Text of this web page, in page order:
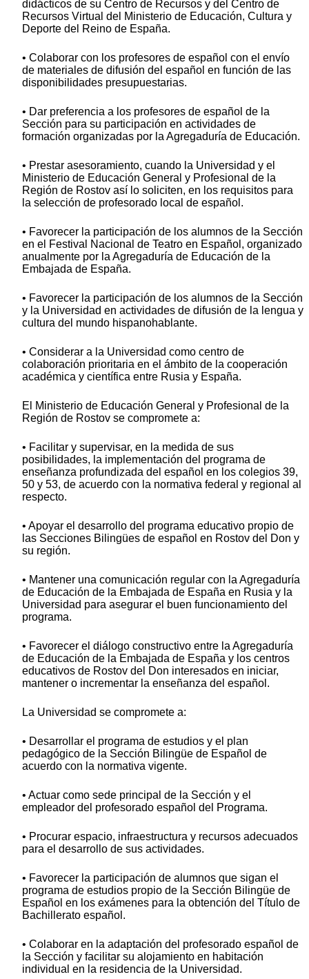
didácticos de su Centro de Recursos y del Centro de
Recursos Virtual del Ministerio de Educación, Cultura y
Deporte del Reino de España.
• Colaborar con los profesores de español con el envío
de materiales de difusión del español en función de las
disponibilidades presupuestarias.
• Dar preferencia a los profesores de español de la
Sección para su participación en actividades de
formación organizadas por la Agregaduría de Educación.
• Prestar asesoramiento, cuando la Universidad y el
Ministerio de Educación General y Profesional de la
Región de Rostov así lo soliciten, en los requisitos para
la selección de profesorado local de español.
• Favorecer la participación de los alumnos de la Sección
en el Festival Nacional de Teatro en Español, organizado
anualmente por la Agregaduría de Educación de la
Embajada de España.
• Favorecer la participación de los alumnos de la Sección
y la Universidad en actividades de difusión de la lengua y
cultura del mundo hispanohablante.
• Considerar a la Universidad como centro de
colaboración prioritaria en el ámbito de la cooperación
académica y científica entre Rusia y España.
El Ministerio de Educación General y Profesional de la
Región de Rostov se compromete a:
• Facilitar y supervisar, en la medida de sus
posibilidades, la implementación del programa de
enseñanza profundizada del español en los colegios 39,
50 y 53, de acuerdo con la normativa federal y regional al
respecto.
• Apoyar el desarrollo del programa educativo propio de
las Secciones Bilingües de español en Rostov del Don y
su región.
• Mantener una comunicación regular con la Agregaduría
de Educación de la Embajada de España en Rusia y la
Universidad para asegurar el buen funcionamiento del
programa.
• Favorecer el diálogo constructivo entre la Agregaduría
de Educación de la Embajada de España y los centros
educativos de Rostov del Don interesados en iniciar,
mantener o incrementar la enseñanza del español.
La Universidad se compromete a:
• Desarrollar el programa de estudios y el plan
pedagógico de la Sección Bilingüe de Español de
acuerdo con la normativa vigente.
• Actuar como sede principal de la Sección y el
empleador del profesorado español del Programa.
• Procurar espacio, infraestructura y recursos adecuados
para el desarrollo de sus actividades.
• Favorecer la participación de alumnos que sigan el
programa de estudios propio de la Sección Bilingüe de
Español en los exámenes para la obtención del Título de
Bachillerato español.
• Colaborar en la adaptación del profesorado español de
la Sección y facilitar su alojamiento en habitación
individual en la residencia de la Universidad.